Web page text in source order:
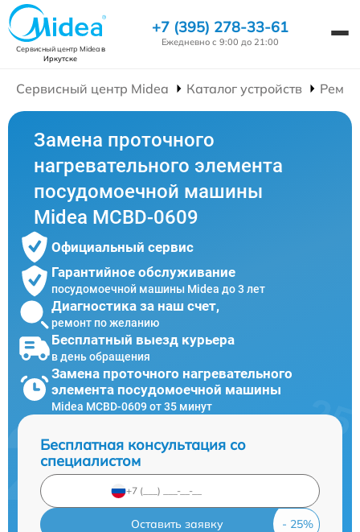
Сервисный центр Mideaв
Иркутске
+7 (395) 278-33-61
Ежедневно с 9:00 до 21:00
Сервисный центр Midea Каталог устройств
Замена проточного
нагревательного элемента
посудомоечной машины
Midea MCBD-0609
Официальный сервис
Гарантийное обслуживание
посудомоечной машины Midea до 3 лет
Диагностика за наш счет,
ремонт по желанию
Бесплатный выезд курьера
в день обращения
Замена проточного нагревательного
элемента посудомоечной машины
Midea MCBD-0609 от 35 минут
Бесплатная консультация со
специалистом
Оставить заявку